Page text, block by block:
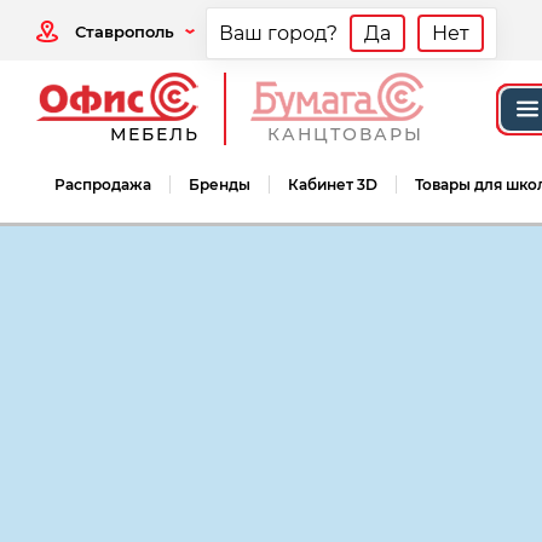
Ставрополь Ваш город? Да Нет
МЕБЕЛЬ КАНЦТОВАРЫ
Распродажа Бренды Кабинет 3D Товары для